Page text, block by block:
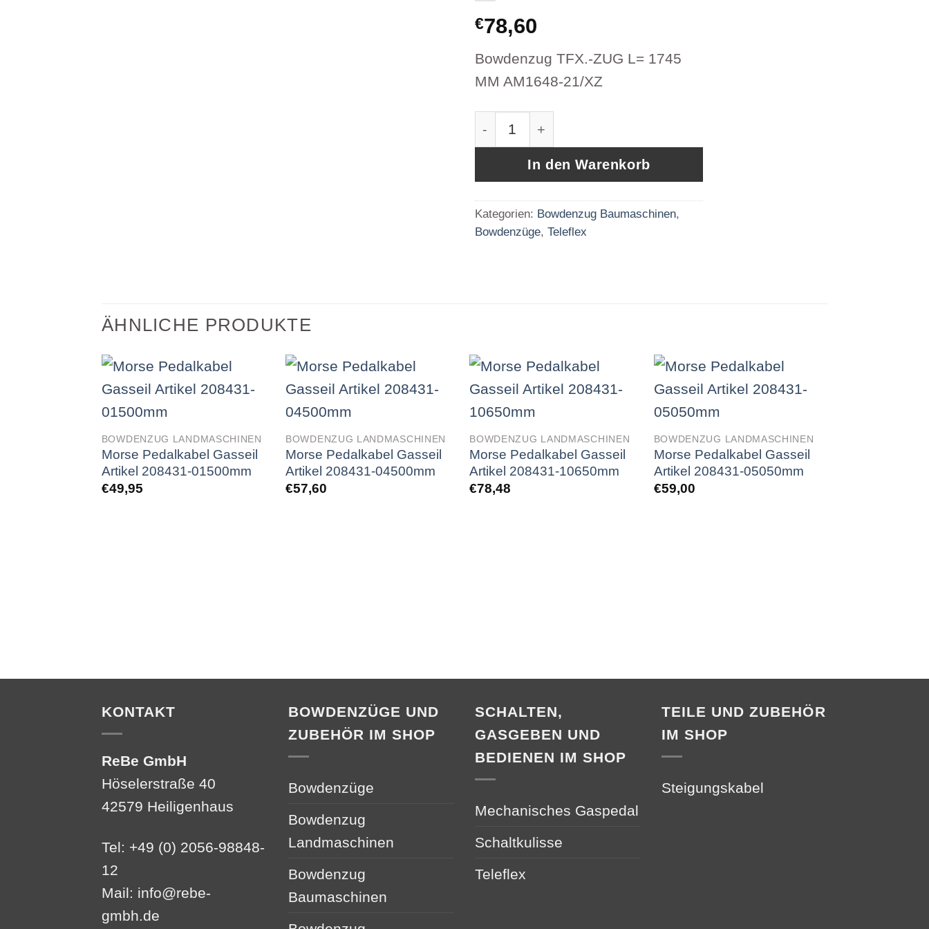
€78,60
Bowdenzug TFX.-ZUG L= 1745
MM AM1648-21/XZ
Bowdenzug TFX.-ZUG L= 1745 MM AM1648-21/XZ Menge
In den Warenkorb
Kategorien: Bowdenzug Baumaschinen,
Bowdenzüge, Teleflex
ÄHNLICHE PRODUKTE
BOWDENZUG LANDMASCHINEN
Morse Pedalkabel Gasseil
Artikel 208431-01500mm
€49,95
BOWDENZUG LANDMASCHINEN
Morse Pedalkabel Gasseil
Artikel 208431-04500mm
€57,60
BOWDENZUG LANDMASCHINEN
Morse Pedalkabel Gasseil
Artikel 208431-10650mm
€78,48
BOWDENZUG LANDMASCHINEN
Morse Pedalkabel Gasseil
Artikel 208431-05050mm
€59,00
KONTAKT
ReBe GmbH
Höselerstraße 40
42579 Heiligenhaus
Tel: +49 (0) 2056-98848-
12
Mail: info@rebe-
gmbh.de
BOWDENZÜGE UND
ZUBEHÖR IM SHOP
Bowdenzüge
Bowdenzug
Landmaschinen
Bowdenzug
Baumaschinen
SCHALTEN,
GASGEBEN UND
BEDIENEN IM SHOP
Mechanisches Gaspedal
Schaltkulisse
Teleflex
TEILE UND ZUBEHÖR
IM SHOP
Steigungskabel